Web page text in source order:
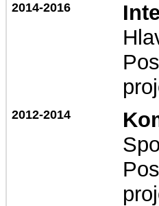
2014-2016
2012-2014